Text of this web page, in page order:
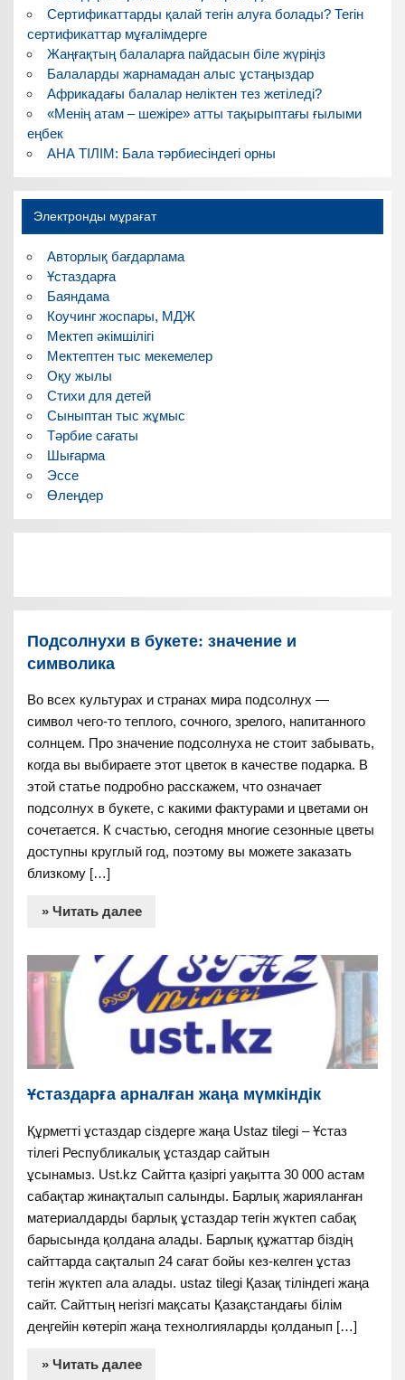
Сертификаттарды қалай тегін алуға болады? Тегін
сертификаттар мұғалімдерге
Жаңғақтың балаларға пайдасын біле жүріңіз
Балаларды жарнамадан алыс ұстаңыздар
Африкадағы балалар неліктен тез жетіледі?
«Менің атам – шежіре» атты тақырыптағы ғылыми
еңбек
АНА ТІЛІМ: Бала тәрбиесіндегі орны
Электронды мұрағат
Авторлық бағдарлама
Ұстаздарға
Баяндама
Коучинг жоспары, МДЖ
Мектеп әкімшілігі
Мектептен тыс мекемелер
Оқу жылы
Стихи для детей
Сыныптан тыс жұмыс
Тәрбие сағаты
Шығарма
Эссе
Өлеңдер
Подсолнухи в букете: значение и
символика
Во всех культурах и странах мира подсолнух —
символ чего-то теплого, сочного, зрелого, напитанного
солнцем. Про значение подсолнуха не стоит забывать,
когда вы выбираете этот цветок в качестве подарка. В
этой статье подробно расскажем, что означает
подсолнух в букете, с какими фактурами и цветами он
сочетается. К счастью, сегодня многие сезонные цветы
доступны круглый год, поэтому вы можете заказать
близкому […]
» Читать далее
Ұстаздарға арналған жаңа мүмкіндік
Құрметті ұстаздар сіздерге жаңа Ustaz tilegi – Ұстаз
тілегі Республикалық ұстаздар сайтын
ұсынамыз. Ust.kz Сайтта қазіргі уақытта 30 000 астам
сабақтар жинақталып салынды. Барлық жарияланған
материалдарды барлық ұстаздар тегін жүктеп сабақ
барысында қолдана алады. Барлық құжаттар біздің
сайттарда сақталып 24 сағат бойы кез-келген ұстаз
тегін жүктеп ала алады. ustaz tilegi Қазақ тіліндегі жаңа
сайт. Сайттың негізгі мақсаты Қазақстандағы білім
деңгейін көтеріп жаңа технолгияларды қолданып […]
» Читать далее